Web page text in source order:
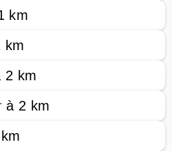
km
km
2 km
à 2 km